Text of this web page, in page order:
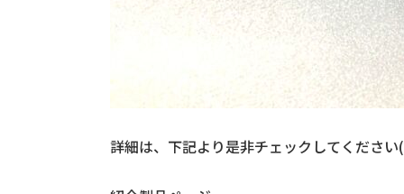
詳細は、下記より是非チェックしてくださ